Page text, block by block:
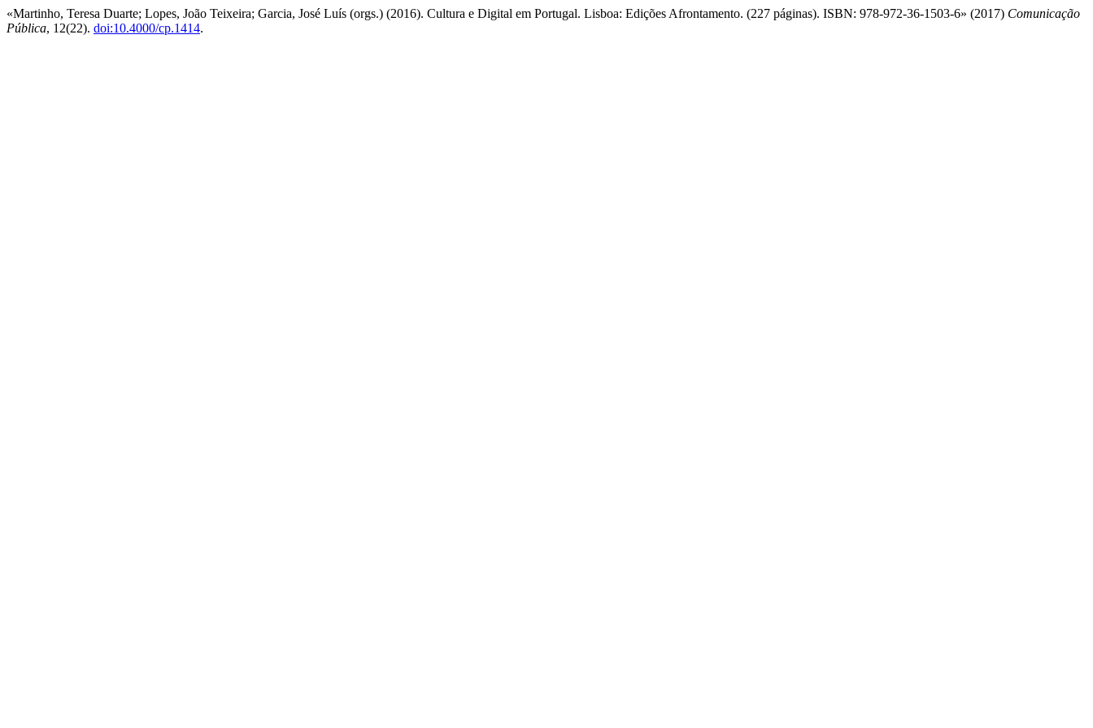
«Martinho, Teresa Duarte; Lopes, João Teixeira; Garcia, José Luís (orgs.) (2016). Cultura e Digital em Portugal. Lisboa: Edições Afrontamento. (227 páginas). ISBN: 978-972-36-1503-6» (2017) Comunicação
Pública, 12(22). doi:10.4000/cp.1414.